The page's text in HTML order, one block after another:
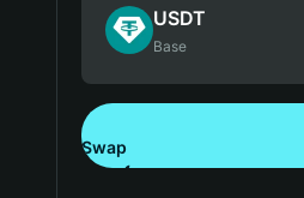
USDT
Base
Swap